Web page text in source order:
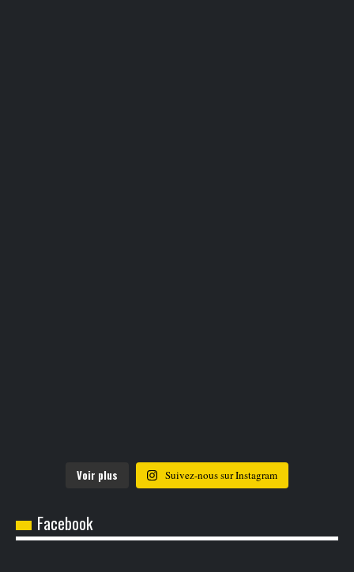
Voir plus Suivez-nous sur Instagram
Facebook